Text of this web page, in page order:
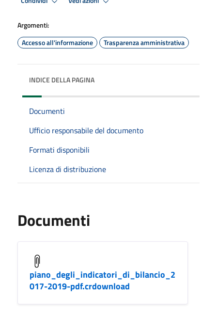
Argomenti:
Accesso all'informazione
Trasparenza amministrativa
INDICE DELLA PAGINA
Documenti
Ufficio responsabile del documento
Formati disponibili
Licenza di distribuzione
Documenti
piano_degli_indicatori_di_bilancio_2
017-2019-pdf.crdownload